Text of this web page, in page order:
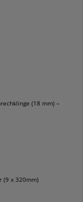
(18 mm) –
(9 x 320mm)